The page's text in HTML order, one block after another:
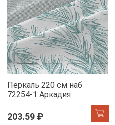
Перкаль 220 см наб
72254-1 Аркадия
203.59 ₽